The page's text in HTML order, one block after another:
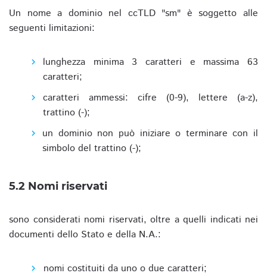
Un nome a dominio nel ccTLD "sm" è soggetto alle
seguenti limitazioni:
lunghezza minima 3 caratteri e massima 63
caratteri;
caratteri ammessi: cifre (0-9), lettere (a-z),
trattino (-);
un dominio non può iniziare o terminare con il
simbolo del trattino (-);
5.2 Nomi riservati
sono considerati nomi riservati, oltre a quelli indicati nei
documenti dello Stato e della N.A.:
nomi costituiti da uno o due caratteri;